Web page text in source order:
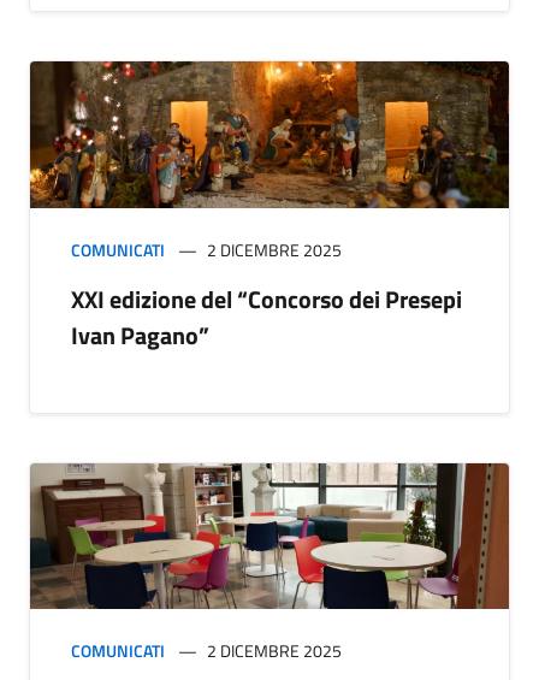
COMUNICATI 2 DICEMBRE 2025
XXI edizione del “Concorso dei Presepi
Ivan Pagano”
COMUNICATI 2 DICEMBRE 2025